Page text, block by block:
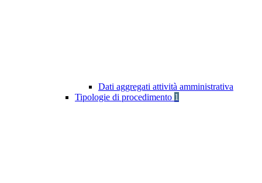
Dati aggregati attività amministrativa
Tipologie di procedimento 1